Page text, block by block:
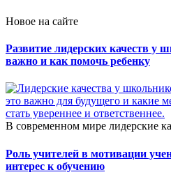
Новое на сайте
Развитие лидерских качеств у
важно и как помочь ребенку
В современном мире лидерские
Роль учителей в мотивации
интерес к обучению